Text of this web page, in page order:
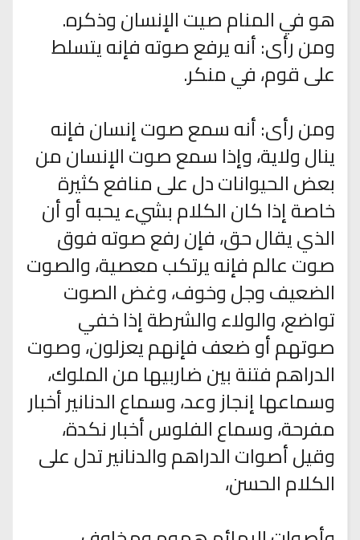
هو في المنام صيت الإنسان وذكره.
ومن رأى: أنه يرفع صوته فإنه يتسلط
على قوم، في منكر.
ومن رأى: أنه سمع صوت إنسان فإنه
ينال ولاية، وإذا سمع صوت الإنسان من
بعض الحيوانات دل على منافع كثيرة
خاصة إذا كان الكلام بشيء يحبه أو أن
الذي يقال حق، فإن رفع صوته فوق
صوت عالم فإنه يرتكب معصية، والصوت
الضعيف وجل وخوف، وغض الصوت
تواضع، والولاء والشرطة إذا خفي
صوتهم أو ضعف فإنهم يعزلون، وصوت
الدراهم فتنة بين ضاربيها من الملوك،
وسماعها إنجاز وعد، وسماع الدنانير أخبار
مفرحة، وسماع الفلوس أخبار نكدة،
وقيل أصوات الدراهم والدنانير تدل على
الكلام الحسن،